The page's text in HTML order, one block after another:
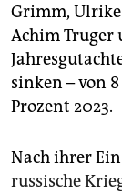
Grimm,
Achim
sinken – von
Prozent 2023.
Nach ihrer
russische